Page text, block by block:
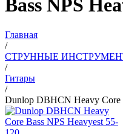
Bass NPS
Главная
/
СТРУННЫЕ
/
Гитары
/
Dunlop DBHCN Heavy Core